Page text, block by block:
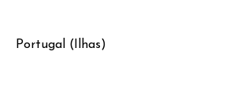
Portugal (Ilhas)